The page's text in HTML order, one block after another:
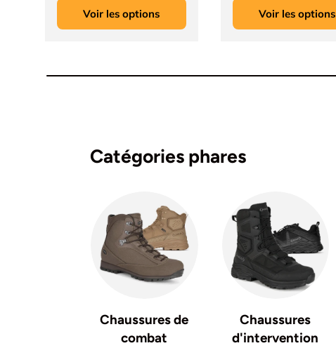
Voir les options Voir les options
Catégories phares
Chaussures de
combat
Chaussures
d'intervention